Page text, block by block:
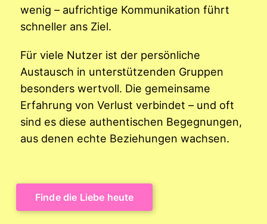
wenig – aufrichtige Kommunikation führt
schneller ans Ziel.
Für viele Nutzer ist der persönliche
Austausch in unterstützenden Gruppen
besonders wertvoll. Die gemeinsame
Erfahrung von Verlust verbindet – und oft
sind es diese authentischen Begegnungen,
aus denen echte Beziehungen wachsen.
Finde die Liebe heute